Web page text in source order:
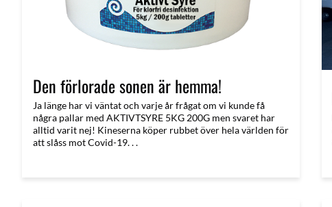
Den förlorade sonen är hemma!
Ja länge har vi väntat och varje år frågat om vi kunde få
några pallar med AKTIVTSYRE 5KG 200G men svaret har
alltid varit nej! Kineserna köper rubbet över hela världen för
att slåss mot Covid-19. . .